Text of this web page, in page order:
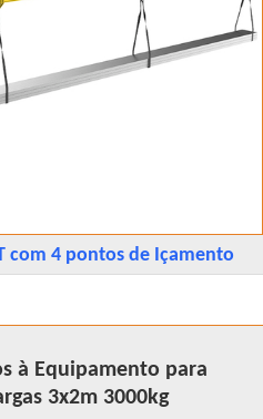
com 4 pontos de Içamento
à Equipamento para
3x2m 3000kg